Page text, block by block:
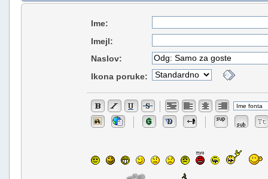
Ime:
Imejl:
Naslov:
Ikona poruke: